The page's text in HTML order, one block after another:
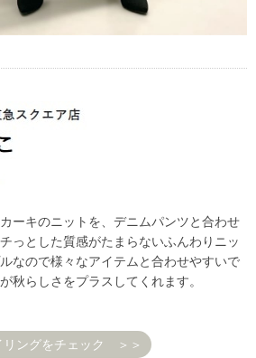
ーキのニットを、デニムパンツと合わせ
っとした質感がたまらないふんわりニッ
なので様々なアイテムと合わせやすいで
秋らしさをプラスしてくれます。
リングをチェック ＞＞